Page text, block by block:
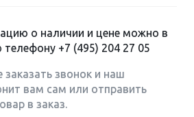
о наличии и цене можно в
телефону +7 (495) 204 27 05
звонок и наш
вам сам или отправить
в заказ.